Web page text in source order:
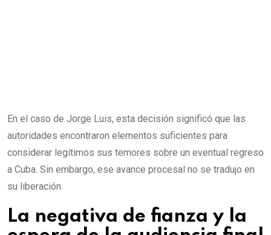
En el caso de Jorge Luis, esta decisión significó que las
autoridades encontraron elementos suficientes para
considerar legítimos sus temores sobre un eventual regreso
a Cuba. Sin embargo, ese avance procesal no se tradujo en
su liberación.
La negativa de fianza y la